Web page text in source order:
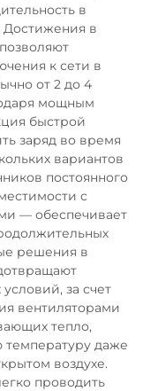
в
Достижения в
к сети в
от 2 до 4
мощным
быстрой
заряд во время
вариантов
постоянного
с
— обеспечивает
решения в
за счет
вентиляторами
тепло,
даже
воздухе.
проводить